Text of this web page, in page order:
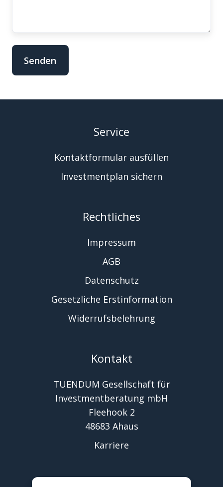
Service
Kontaktformular ausfüllen
Investmentplan sichern
Rechtliches
Impressum
AGB
Datenschutz
Gesetzliche Erstinformation
Widerrufsbelehrung
Kontakt
TUENDUM Gesellschaft für
Investmentberatung mbH
Fleehook 2
48683 Ahaus
Karriere